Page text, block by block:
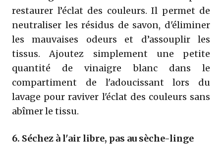
restaurer l’éclat des couleurs. Il permet de
neutraliser les résidus de savon, d'éliminer
les mauvaises odeurs et d’assouplir les
tissus. Ajoutez simplement une petite
quantité de vinaigre blanc dans le
compartiment de l'adoucissant lors du
lavage pour raviver l'éclat des couleurs sans
abîmer le tissu.
6. Séchez à l'air libre, pas au sèche-linge